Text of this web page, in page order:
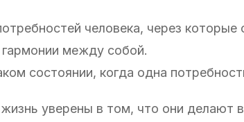
человека, через
между собой.
состоянии, когда одна
уверены в том, что они делают